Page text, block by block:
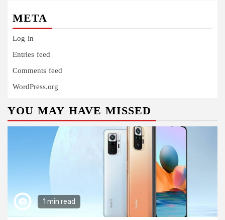
META
Log in
Entries feed
Comments feed
WordPress.org
YOU MAY HAVE MISSED
1 min read